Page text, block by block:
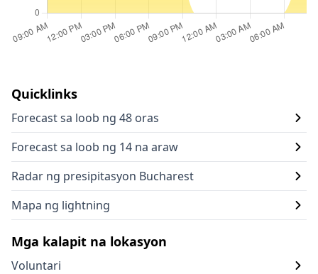
Quicklinks
Forecast sa loob ng 48 oras
Forecast sa loob ng 14 na araw
Radar ng presipitasyon Bucharest
Mapa ng lightning
Mga kalapit na lokasyon
Voluntari